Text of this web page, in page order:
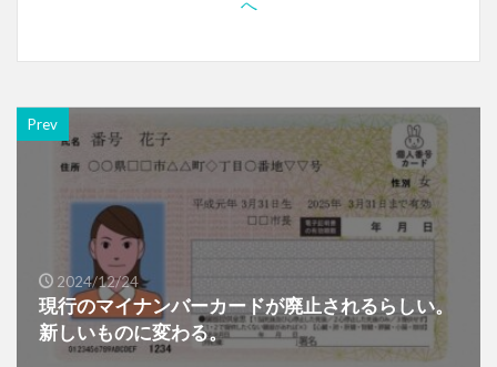
Prev
2024/12/24
現行のマイナンバーカードが廃止されるらしい。
新しいものに変わる。